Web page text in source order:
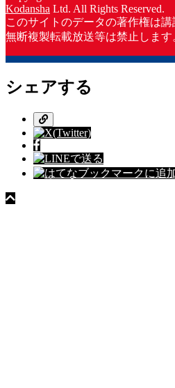
Kodansha Ltd. All Rights Reserved.
このサイトのデータの著作権は講
無断複製転載放送等は禁止します
シェアする